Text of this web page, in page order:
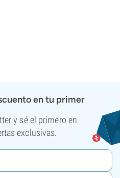
en tu primer
y sé el primero en
exclusivas.